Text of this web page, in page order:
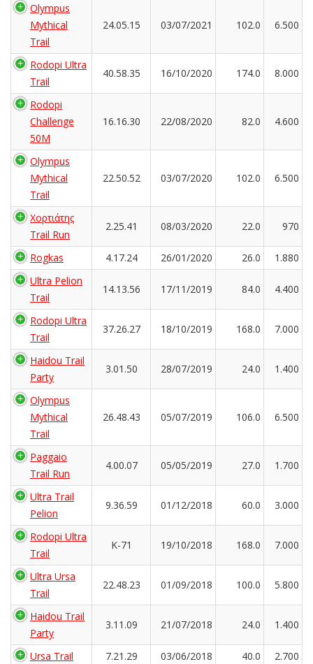
Olympus
Mythical
Trail
24.05.15 03/07/2021 102.0 6.500
Rodopi Ultra
Trail
40.58.35 16/10/2020 174.0 8.000
Rodopi
Challenge
50M
16.16.30 22/08/2020 82.0 4.600
Olympus
Mythical
Trail
22.50.52 03/07/2020 102.0 6.500
Χορτιάτης
Trail Run
2.25.41 08/03/2020 22.0 970
Rogkas 4.17.24 26/01/2020 26.0
1.880
Ultra Pelion
Trail
14.13.56 17/11/2019 84.0 4.400
Rodopi Ultra
Trail
37.26.27 18/10/2019 168.0 7.000
Haidou Trail
Party
3.01.50 28/07/2019 24.0 1.400
Olympus
Mythical
Trail
26.48.43 05/07/2019 106.0 6.500
Paggaio
Trail Run
4.00.07 05/05/2019 27.0 1.700
Ultra Trail
Pelion
9.36.59 01/12/2018 60.0 3.000
Rodopi Ultra
Trail
K-71 19/10/2018 168.0 7.000
Ultra Ursa
Trail
22.48.23 01/09/2018 100.0 5.800
Haidou Trail
Party
3.11.09 21/07/2018 24.0 1.400
Ursa Trail 7.21.29 03/06/2018 40.0 2.700